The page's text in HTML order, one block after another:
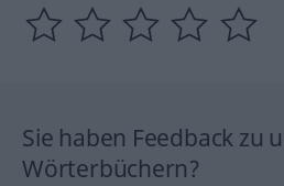
Sie haben Feedback zu
Wörterbüchern?